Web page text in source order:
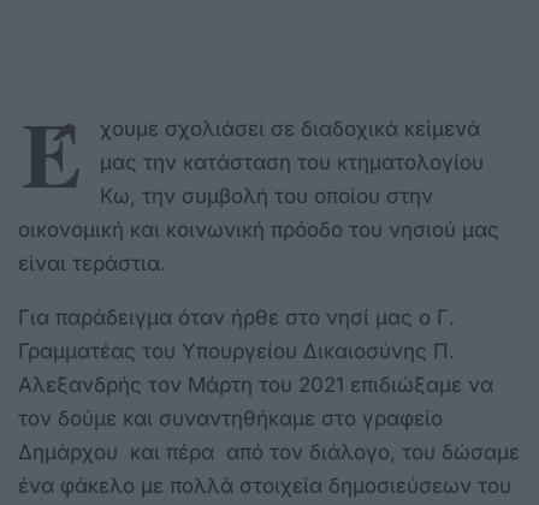
Έ
χουμε σχολιάσει σε διαδοχικά κείμενά
μας την κατάσταση του κτηματολογίου
Κω, την συμβολή του οποίου στην
οικονομική και κοινωνική πρόοδο του νησιού μας
είναι τεράστια.
Για παράδειγμα όταν ήρθε στο νησί μας ο Γ.
Γραμματέας του Υπουργείου Δικαιοσύνης Π.
Αλεξανδρής τον Μάρτη του 2021 επιδιώξαμε να
τον δούμε και συναντηθήκαμε στο γραφείο
Δημάρχου και πέρα από τον διάλογο, του δώσαμε
ένα φάκελο με πολλά στοιχεία δημοσιεύσεων του